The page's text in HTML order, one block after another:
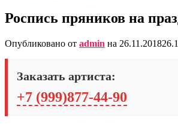
Роспись пряников на
Опубликовано от admin на 26.11.2018
Заказать артиста:
+7 (999)877-44-90